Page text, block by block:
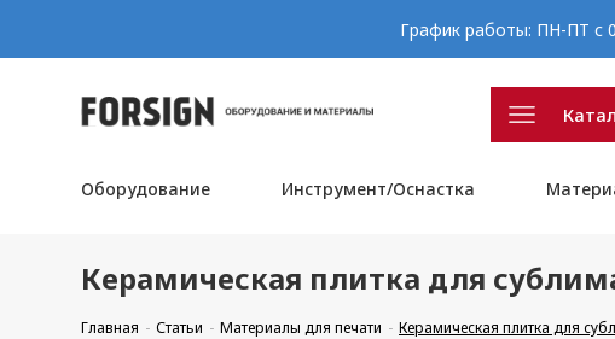
График работы: ПН-ПТ с
Оборудование Инструмент/Оснастка
Керамическая плитка для
Главная Статьи Материалы для печати Керамическая плитка для